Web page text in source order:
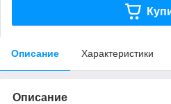
Описание Характеристики
Описание